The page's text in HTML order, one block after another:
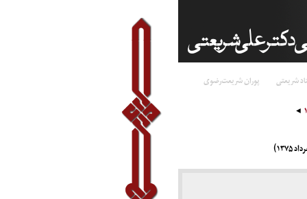
شریعتی پوران شریعت‌رضوی